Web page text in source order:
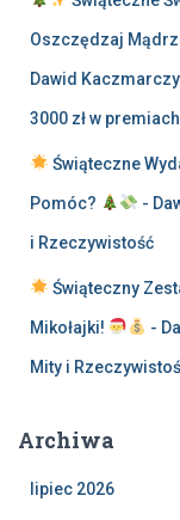
Oszczędzaj
Dawid
3000 zł w
Świąteczne
Pomóc? -
i Rzeczywistość
Świąteczny
Mikołajki! -
Mity i
Archiwa
lipiec 2026